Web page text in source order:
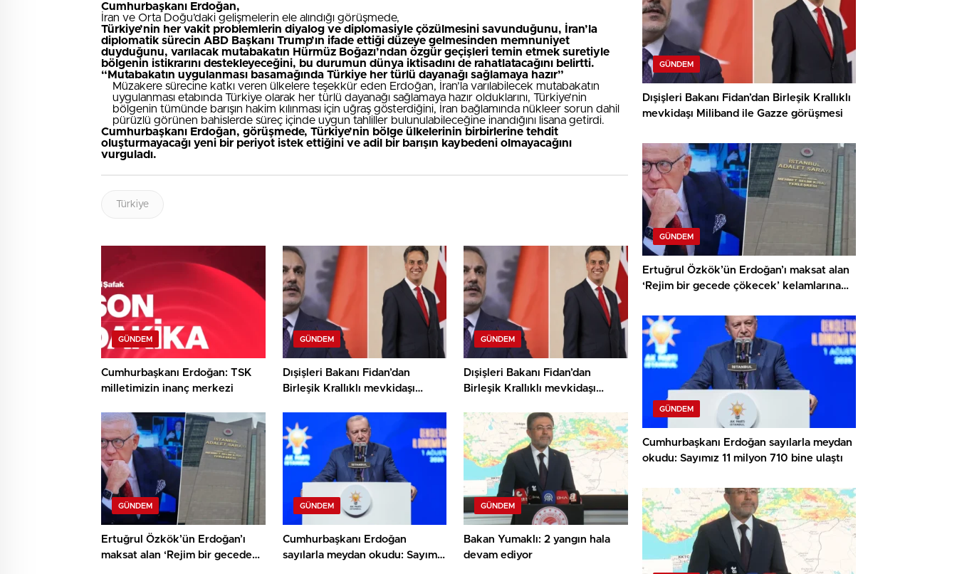
Cumhurbaşkanı Erdoğan,
İran ve Orta Doğu’daki gelişmelerin ele alındığı görüşmede,
Türkiye’nin her vakit problemlerin diyalog ve diplomasiyle çözülmesini savunduğunu, İran’la
diplomatik sürecin ABD Başkanı Trump’ın ifade ettiği düzeye gelmesinden memnuniyet
duyduğunu, varılacak mutabakatın Hürmüz Boğazı’ndan özgür geçişleri temin etmek suretiyle
bölgenin istikrarını destekleyeceğini, bu durumun dünya iktisadını de rahatlatacağını belirtti.
“Mutabakatın uygulanması basamağında Türkiye her türlü dayanağı sağlamaya hazır”
Müzakere sürecine katkı veren ülkelere teşekkür eden Erdoğan, İran’la varılabilecek mutabakatın
uygulanması etabında Türkiye olarak her türlü dayanağı sağlamaya hazır olduklarını, Türkiye’nin
bölgenin tümünde barışın hakim kılınması için uğraş gösterdiğini, İran bağlamında nükleer sorun dahil
pürüzlü görünen bahislerde süreç içinde uygun tahliller bulunulabileceğine inandığını lisana getirdi.
Cumhurbaşkanı Erdoğan, görüşmede, Türkiye’nin bölge ülkelerinin birbirlerine tehdit
oluşturmayacağı yeni bir periyot istek ettiğini ve adil bir barışın kaybedeni olmayacağını
vurguladı.
Türkiye
GÜNDEM
Cumhurbaşkanı Erdoğan: TSK
milletimizin inanç merkezi
GÜNDEM
Dışişleri Bakanı Fidan’dan
Birleşik Krallıklı mevkidaşı
GÜNDEM
Dışişleri Bakanı Fidan’dan
Birleşik Krallıklı mevkidaşı
GÜNDEM
Ertuğrul Özkök’ün Erdoğan’ı
maksat alan ‘Rejim bir gecede
GÜNDEM
Cumhurbaşkanı Erdoğan
sayılarla meydan okudu: Sayımız
GÜNDEM
Bakan Yumaklı: 2 yangın hala
devam ediyor
GÜNDEM
Dışişleri Bakanı Fidan’dan Birleşik Krallıklı
mevkidaşı Miliband ile Gazze görüşmesi
GÜNDEM
Ertuğrul Özkök’ün Erdoğan’ı maksat alan
‘Rejim bir gecede çökecek’ kelamlarına
GÜNDEM
Cumhurbaşkanı Erdoğan sayılarla meydan
okudu: Sayımız 11 milyon 710 bine ulaştı